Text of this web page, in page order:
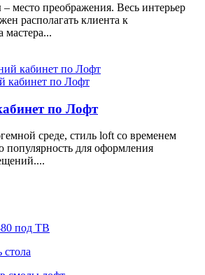
место преображения. Весь интерьер
располагать клиента к
мастера...
кабинет по Лофт
по Лофт
среде, стиль loft со временем
популярность для оформления